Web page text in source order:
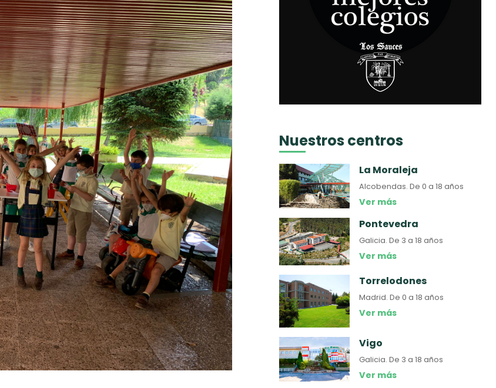
Nuestros centros
La Moraleja
Alcobendas.De 0 a 18 años
Ver más
Pontevedra
Galicia.De 3 a 18 años
Ver más
Torrelodones
Madrid.De 0 a 18 años
Ver más
Vigo
Galicia.De 3 a 18 años
Ver más